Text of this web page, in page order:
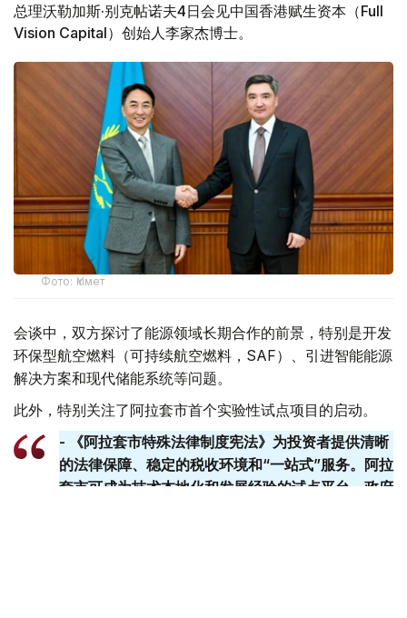
总理沃勒加斯·别克帖诺夫4日会见中国香港赋生资本（Full
Vision Capital）创始人李家杰博士。
Фото: Үкімет
会谈中，双方探讨了能源领域长期合作的前景，特别是开发
环保型航空燃料（可持续航空燃料，SAF）、引进智能能源
解决方案和现代储能系统等问题。
此外，特别关注了阿拉套市首个实验性试点项目的启动。
- 《阿拉套市特殊法律制度宪法》为投资者提供清晰
的法律保障、稳定的税收环境和“一站式”服务。阿拉
套​​市可成为技术本地化和发展经验的试点平台。政府